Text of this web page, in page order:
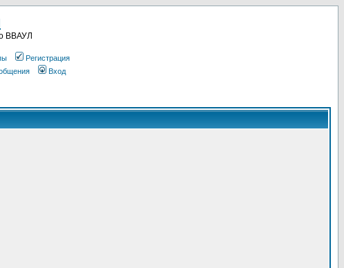
ВВАУЛ
Регистрация
Вход